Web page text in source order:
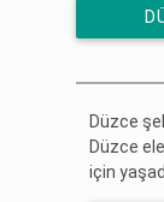
Düzce
Düzce
için